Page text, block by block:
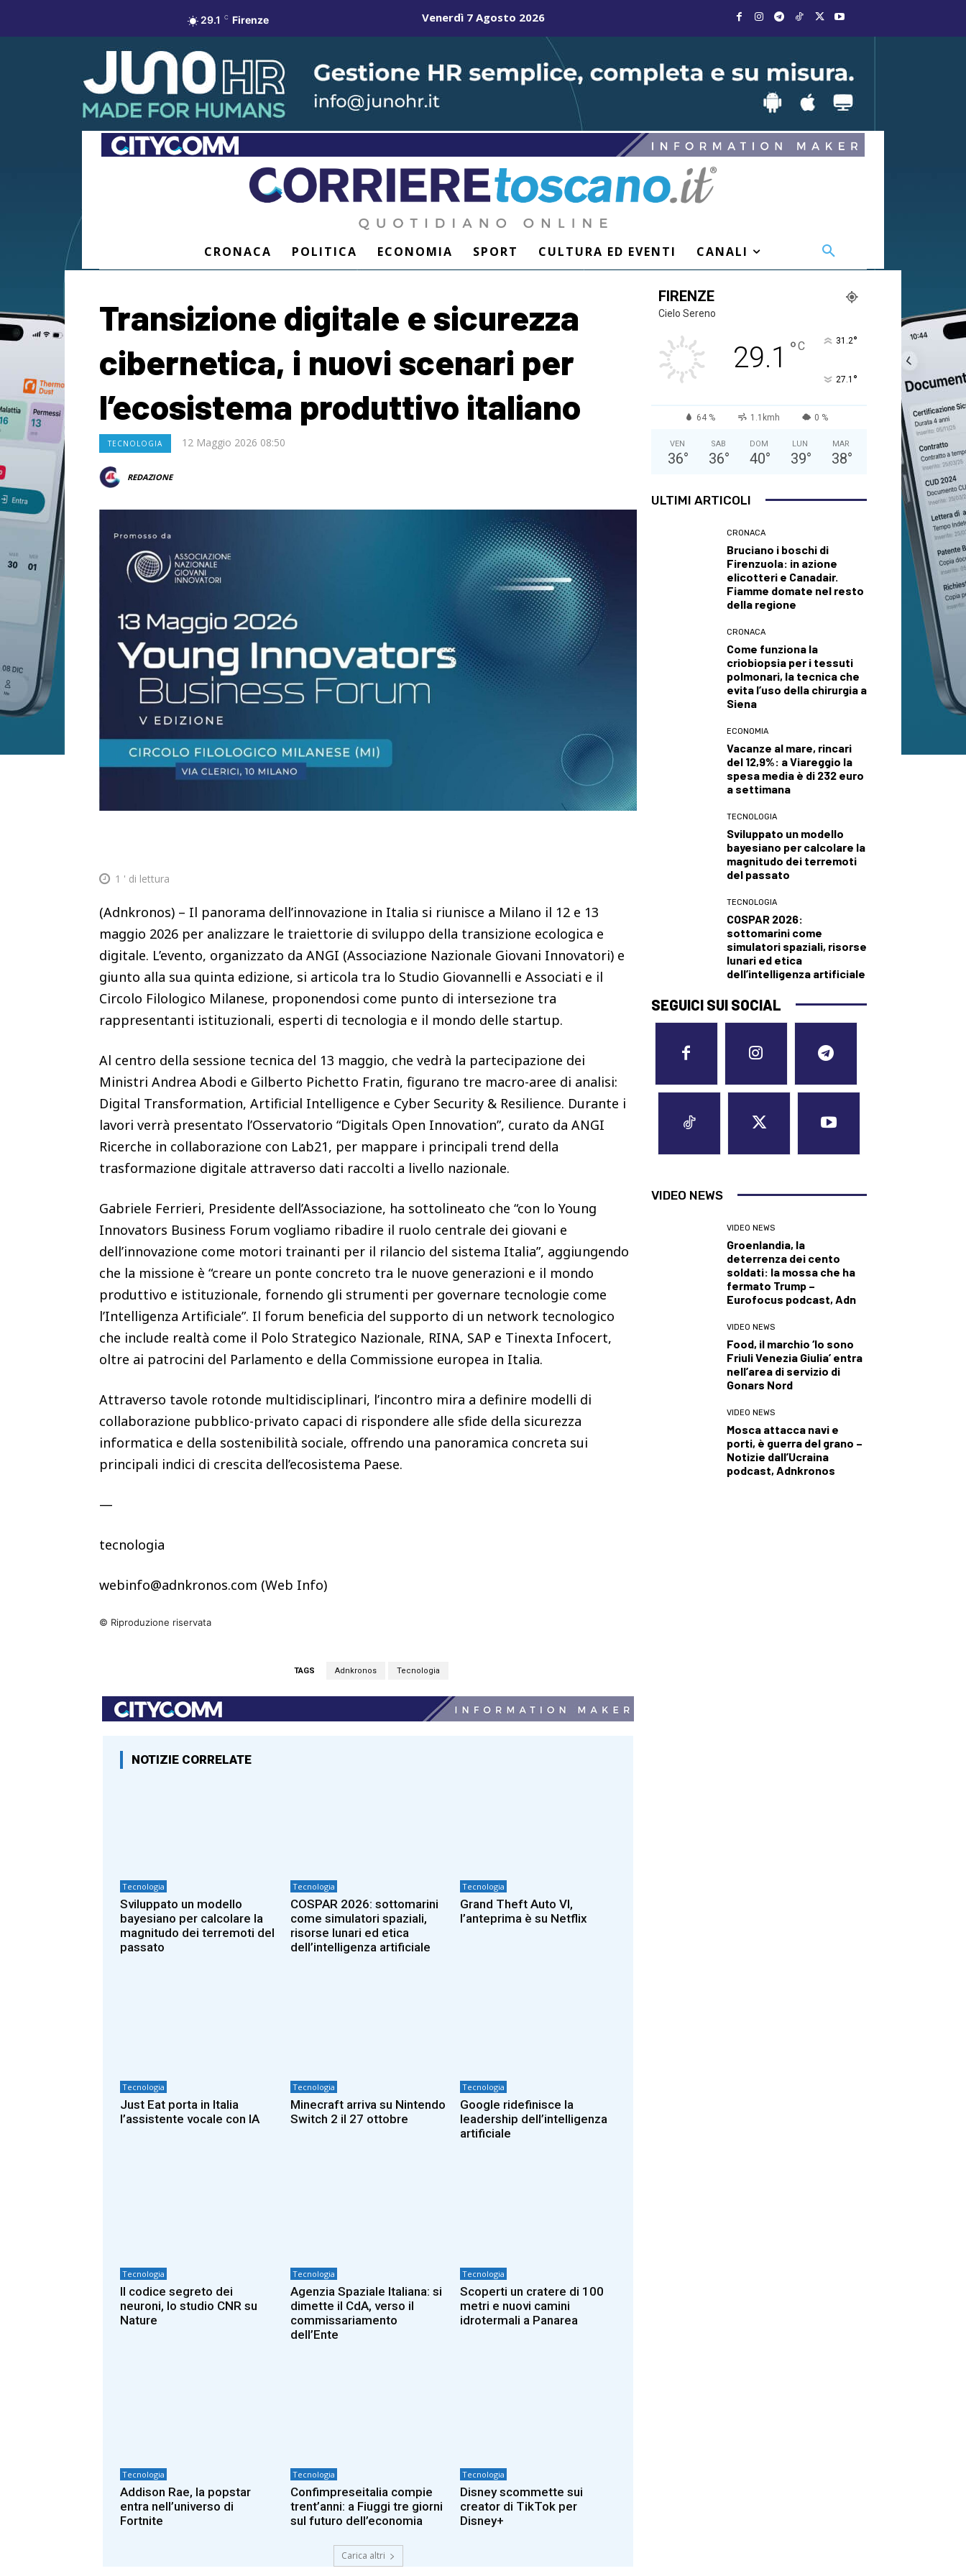
29.1 C Firenze Venerdì 7 Agosto 2026
CRONACA POLITICA ECONOMIA SPORT CULTURA ED EVENTI CANALI
Transizione digitale e sicurezza
cibernetica, i nuovi scenari per
l’ecosistema produttivo italiano
TECNOLOGIA 12 Maggio 2026 08:50
REDAZIONE
1 ' di lettura
(Adnkronos) – Il panorama dell’innovazione in Italia si riunisce a Milano il 12 e 13
maggio 2026 per analizzare le traiettorie di sviluppo della transizione ecologica e
digitale. L’evento, organizzato da ANGI (Associazione Nazionale Giovani Innovatori) e
giunto alla sua quinta edizione, si articola tra lo Studio Giovannelli e Associati e il
Circolo Filologico Milanese, proponendosi come punto di intersezione tra
rappresentanti istituzionali, esperti di tecnologia e il mondo delle startup.
Al centro della sessione tecnica del 13 maggio, che vedrà la partecipazione dei
Ministri Andrea Abodi e Gilberto Pichetto Fratin, figurano tre macro-aree di analisi:
Digital Transformation, Artificial Intelligence e Cyber Security & Resilience. Durante i
lavori verrà presentato l’Osservatorio “Digitals Open Innovation”, curato da ANGI
Ricerche in collaborazione con Lab21, per mappare i principali trend della
trasformazione digitale attraverso dati raccolti a livello nazionale.
Gabriele Ferrieri, Presidente dell’Associazione, ha sottolineato che “con lo Young
Innovators Business Forum vogliamo ribadire il ruolo centrale dei giovani e
dell’innovazione come motori trainanti per il rilancio del sistema Italia”, aggiungendo
che la missione è “creare un ponte concreto tra le nuove generazioni e il mondo
produttivo e istituzionale, fornendo gli strumenti per governare tecnologie come
l’Intelligenza Artificiale”. Il forum beneficia del supporto di un network tecnologico
che include realtà come il Polo Strategico Nazionale, RINA, SAP e Tinexta Infocert,
oltre ai patrocini del Parlamento e della Commissione europea in Italia.
Attraverso tavole rotonde multidisciplinari, l’incontro mira a definire modelli di
collaborazione pubblico-privato capaci di rispondere alle sfide della sicurezza
informatica e della sostenibilità sociale, offrendo una panoramica concreta sui
principali indici di crescita dell’ecosistema Paese.
—
tecnologia
webinfo@adnkronos.com (Web Info)
© Riproduzione riservata
TAGS Adnkronos Tecnologia
NOTIZIE CORRELATE
Tecnologia
Sviluppato un modello
bayesiano per calcolare la
magnitudo dei terremoti del
passato
Tecnologia
COSPAR 2026: sottomarini
come simulatori spaziali,
risorse lunari ed etica
dell’intelligenza artificiale
Tecnologia
Grand Theft Auto VI,
l’anteprima è su Netflix
Tecnologia
Just Eat porta in Italia
l’assistente vocale con IA
Tecnologia
Minecraft arriva su Nintendo
Switch 2 il 27 ottobre
Tecnologia
Google ridefinisce la
leadership dell’intelligenza
artificiale
Tecnologia
Il codice segreto dei
neuroni, lo studio CNR su
Nature
Tecnologia
Agenzia Spaziale Italiana: si
dimette il CdA, verso il
commissariamento
dell’Ente
Tecnologia
Scoperti un cratere di 100
metri e nuovi camini
idrotermali a Panarea
Tecnologia
Addison Rae, la popstar
entra nell’universo di
Fortnite
Tecnologia
Confimpreseitalia compie
trent’anni: a Fiuggi tre giorni
sul futuro dell’economia
Tecnologia
Disney scommette sui
creator di TikTok per
Disney+
Carica altri
FIRENZE
Cielo Sereno
29.1 °C 31.2°
27.1 °
64 % 1.1kmh 0 %
VEN
36°
SAB
36°
DOM
40°
LUN
39°
MAR
38°
ULTIMI ARTICOLI
CRONACA
Bruciano i boschi di
Firenzuola: in azione
elicotteri e Canadair.
Fiamme domate nel resto
della regione
CRONACA
Come funziona la
criobiopsia per i tessuti
polmonari, la tecnica che
evita l’uso della chirurgia a
Siena
ECONOMIA
Vacanze al mare, rincari
del 12,9%: a Viareggio la
spesa media è di 232 euro
a settimana
TECNOLOGIA
Sviluppato un modello
bayesiano per calcolare la
magnitudo dei terremoti
del passato
TECNOLOGIA
COSPAR 2026:
sottomarini come
simulatori spaziali, risorse
lunari ed etica
dell’intelligenza artificiale
SEGUICI SUI SOCIAL
VIDEO NEWS
VIDEO NEWS
Groenlandia, la
deterrenza dei cento
soldati: la mossa che ha
fermato Trump –
Eurofocus podcast, Adn
VIDEO NEWS
Food, il marchio ‘Io sono
Friuli Venezia Giulia’ entra
nell’area di servizio di
Gonars Nord
VIDEO NEWS
Mosca attacca navi e
porti, è guerra del grano –
Notizie dall’Ucraina
podcast, Adnkronos